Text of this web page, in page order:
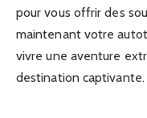
pour vous offrir des
maintenant votre
vivre une aventure
destination captivante.